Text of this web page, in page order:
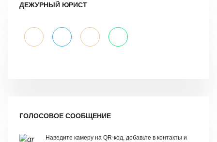
ДЕЖУРНЫЙ ЮРИСТ
ГОЛОСОВОЕ СООБЩЕНИЕ
Наведите камеру на QR-код, добавьте в контакты и